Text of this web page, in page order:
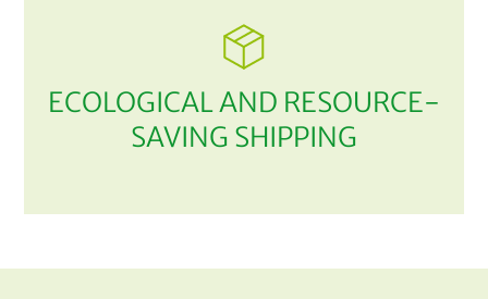
ECOLOGICAL AND RESOURCE-
SAVING SHIPPING